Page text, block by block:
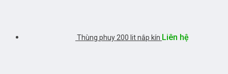
Thùng phuy 200 lit nắp kín Liên hệ